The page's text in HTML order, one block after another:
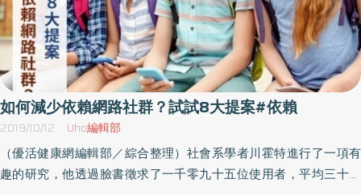
往是這群人最核心的問題，越是不喜歡自己，越需要有人陪伴，越
需要時間被填滿，而且最好是伴侶填滿最完美。而依賴症更進階的
版本則會是，想要一直待在家中或伴侶身邊，而不重視自我發展，
更不在乎自己的生涯，而最後不只是情感依賴，跟著也經濟依賴，
成為在關係中攀爬的藤蔓系，伴侶成為你的重心與唯一的依靠時，
你在關係裡越容易感到恐懼，而有更多暗黑的情緒，包括控制、不
安，甚至你可能嫉妒伴侶的成就，當然你也會容易有許多的無助
感。如果這是你，那這是兩顆歪脖子樹的愛情，而這是愛情依賴
症，你會讓自己不斷在愛情了痛苦與歡樂兩極裡劇烈的跌宕起伏，
夠獨立、會嫉妒……而自我批判，所以儘管他們很可能一直努力藉著
出色的成績、表現來討好別人，可是其實從來都沒辦法感覺到或者
真正相信自己是優秀美好的。「深怕『自己永遠不夠好』的信念和
焦慮，成為這些小大人們成長時的內心持續驅動力。也就是說，你
們一直帶著『我不夠好』，『我一定要是好的，才會被愛、才會安
全』這樣自我認知和強烈的不安全感，一路往前成長。「我們常常
忽略一件事：如果一個人內在的不安和焦慮很高，又習慣時時自我
檢視有沒有做好，這將讓別人感覺到和他之間是缺乏連結且疏離
的。」「為什麼？這不是只是我們和自己之間的關係嗎？並沒有牽
如何減少依賴網路社群？試試8大提案#依賴
2019/10/12 Uho編輯部
（優活健康網編輯部／綜合整理）社會系學者川霍特進行了一項有
趣的研究，他透過臉書徵求了一千零九十五位使用者，平均三十四